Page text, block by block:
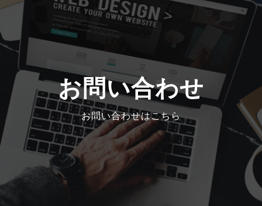
お問い合わせ
お問い合わせはこちら